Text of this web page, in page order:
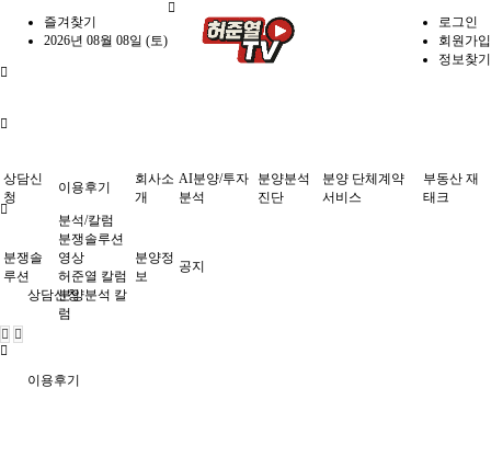
즐겨찾기
2026년 08월 08일 (토)
로그인
회원가입
정보찾기
상담신청
이용후기
상담신
청
이용후기
회사소
개
AI분양/투자
분석
분양분석
진단
분양 단체계약
서비스
부동산 재
태크
분쟁솔
루션
분석/칼럼
분쟁솔루션
영상
허준열 칼럼
분양분석 칼
럼
분양정
보
공지